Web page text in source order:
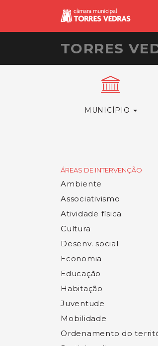
TORRES
MUNICÍPIO
ÁREAS DE INTERVENÇÃO
Ambiente
Associativismo
Atividade física
Cultura
Desenv. social
Economia
Educação
Habitação
Juventude
Mobilidade
Ordenamento do